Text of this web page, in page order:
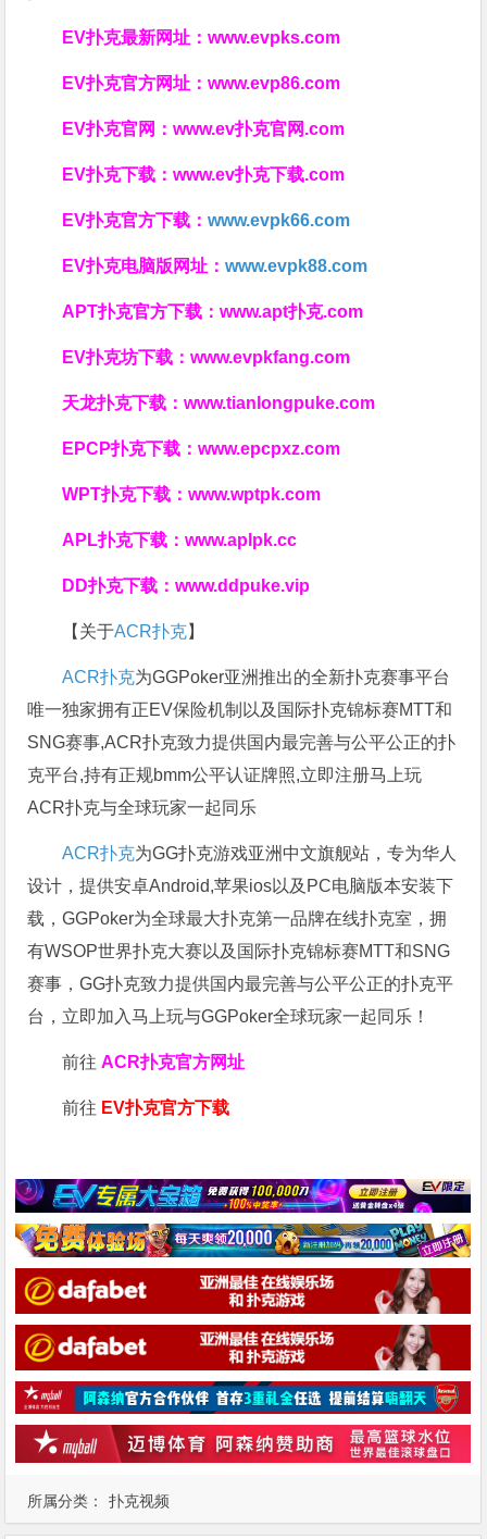
所属分类： 扑克视频
EV扑克最新网址：www.evpks.com
EV扑克官方网址：www.evp86.com
EV扑克官网：www.ev扑克官网.com
EV扑克下载：www.ev扑克下载.com
EV扑克官方下载：www.evpk66.com
EV扑克电脑版网址：www.evpk88.com
APT扑克官方下载：www.apt扑克.com
EV扑克坊下载：www.evpkfang.com
天龙扑克下载：www.tianlongpuke.com
EPCP扑克下载：www.epcpxz.com
WPT扑克下载：www.wptpk.com
APL扑克下载：www.aplpk.cc
DD扑克下载：www.ddpuke.vip
【关于ACR扑克】
ACR扑克为GGPoker亚洲推出的全新扑克赛事平台
唯一独家拥有正EV保险机制以及国际扑克锦标赛MTT和
SNG赛事,ACR扑克致力提供国内最完善与公平公正的扑
克平台,持有正规bmm公平认证牌照,立即注册马上玩
ACR扑克与全球玩家一起同乐
ACR扑克为GG扑克游戏亚洲中文旗舰站，专为华人
设计，提供安卓Android,苹果ios以及PC电脑版本安装下
载，GGPoker为全球最大扑克第一品牌在线扑克室，拥
有WSOP世界扑克大赛以及国际扑克锦标赛MTT和SNG
赛事，GG扑克致力提供国内最完善与公平公正的扑克平
台，立即加入马上玩与GGPoker全球玩家一起同乐！
前往ACR扑克官方网址
前往 EV扑克官方下载